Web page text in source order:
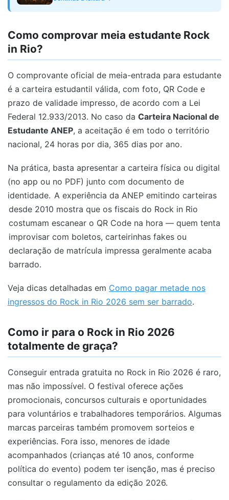
Como comprovar meia estudante Rock
in Rio?
O comprovante oficial de meia-entrada para estudante
é a carteira estudantil válida, com foto, QR Code e
prazo de validade impresso, de acordo com a Lei
Federal 12.933/2013. No caso da Carteira Nacional de
Estudante ANEP, a aceitação é em todo o território
nacional, 24 horas por dia, 365 dias por ano.
Na prática, basta apresentar a carteira física ou digital
(no app ou no PDF) junto com documento de
identidade. A experiência da ANEP emitindo carteiras
desde 2010 mostra que os fiscais do Rock in Rio
costumam escanear o QR Code na hora — quem tenta
improvisar com boletos, carteirinhas fakes ou
declaração de matrícula impressa geralmente acaba
barrado.
Veja dicas detalhadas em Como pagar metade nos
ingressos do Rock in Rio 2026 sem ser barrado.
Como ir para o Rock in Rio 2026
totalmente de graça?
Conseguir entrada gratuita no Rock in Rio 2026 é raro,
mas não impossível. O festival oferece ações
promocionais, concursos culturais e oportunidades
para voluntários e trabalhadores temporários. Algumas
marcas parceiras também promovem sorteios e
experiências. Fora isso, menores de idade
acompanhados (crianças até 10 anos, conforme
política do evento) podem ter isenção, mas é preciso
consultar o regulamento da edição 2026.